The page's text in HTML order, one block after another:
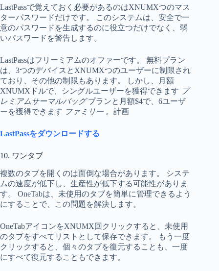
LastPassで覚えておく必要があるのはXNUMXつのマス
ターパスワードだけです。 このシステムは、安全で一
意のパスワードを生成するのに役立つだけでなく、弱
いパスワードを警告します。
LastPassはフリーミアムのオファーです。 無料プラン
は、3つのデバイスとXNUMXつのユーザーに制限され
ており、その他の制限もあります。 しかし、月額
XNUMXドルで、シングルユーザーを獲得できます プ
レミアムサーマルバッグプランと月額$4で、6ユーザ
ーを獲得できます ファミリー。計画
LastPassをダウンロードする
10. ワンタブ
複数のタブを開くのは面倒な場合があります。 システ
ムの速度が低下し、生産性が低下する可能性がありま
す。 OneTabは、未使用のタブを簡単に管理できるよう
にすることで、この問題を解決します。
OneTabアイコンをXNUMX回クリックすると、未使用
のタブをすべてリストとして保存できます。 もう一度
クリックすると、個々のタブを復元することも、一度
にすべて復元することもできます。